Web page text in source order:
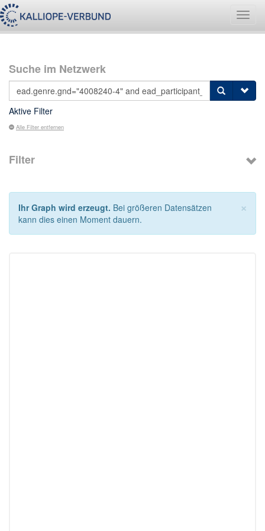
Suche im Netzwerk
Aktive Filter
Alle Filter entfernen
Filter
×
Ihr Graph wird erzeugt. Bei größeren Datensätzen
kann dies einen Moment dauern.